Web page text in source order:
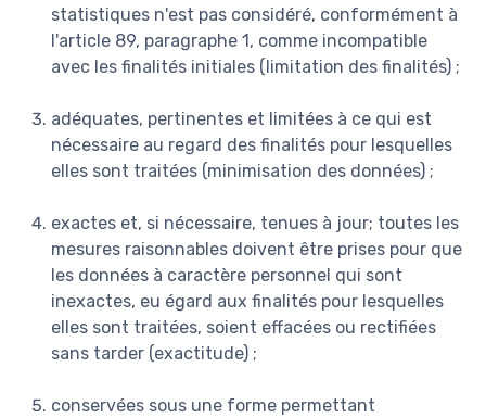
statistiques n'est pas considéré, conformément à
l'article 89, paragraphe 1, comme incompatible
avec les finalités initiales (limitation des finalités) ;
adéquates, pertinentes et limitées à ce qui est
nécessaire au regard des finalités pour lesquelles
elles sont traitées (minimisation des données) ;
exactes et, si nécessaire, tenues à jour; toutes les
mesures raisonnables doivent être prises pour que
les données à caractère personnel qui sont
inexactes, eu égard aux finalités pour lesquelles
elles sont traitées, soient effacées ou rectifiées
sans tarder (exactitude) ;
conservées sous une forme permettant